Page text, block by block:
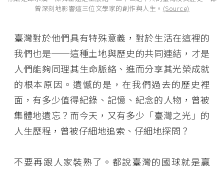
曾深刻地影響這三位文學家的創作與人生。 (Source)
臺灣對於他們具有特殊意義，對於生活在這裡的
我們也是──這種土地與歷史的共同連結，才是
人們能夠同理其生命脈絡、進而分享其光榮成就
的根本原因。遺憾的是，在我們過去的歷史裡
面，有多少值得紀錄、記憶、紀念的人物，曾被
集體地遺忘？而今天，又有多少「臺灣之光」的
人生歷程，曾被仔細地追索、仔細地探問？
不要再跟人家裝熟了。都說臺灣的國球就是贏